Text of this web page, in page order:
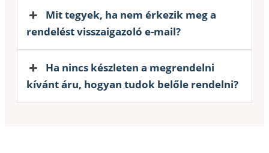
Mit tegyek, ha nem érkezik meg a
rendelést visszaigazoló e-mail?
Ha nincs készleten a megrendelni
kívánt áru, hogyan tudok belőle rendelni?